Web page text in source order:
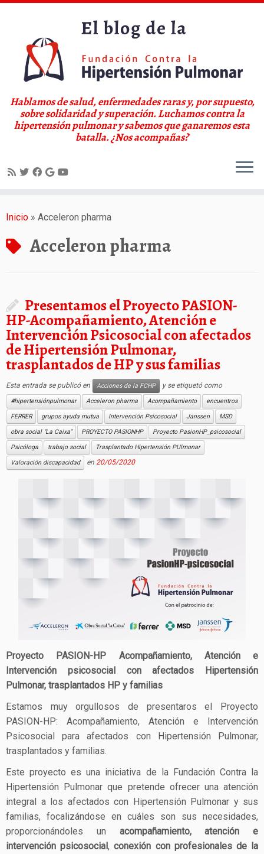
Hablamos de salud, enfermedades raras y, por supuesto,
sobre solidaridad y superación. Luchamos contra la
hipertensión pulmonar y sabemos que ganaremos esta
batalla. ¿Nos acompañas?
Inicio » Acceleron pharma
Acceleron pharma
Presentamos el Proyecto PASION-
HP-Acompañamiento, Atención e
Intervención Psicosocial con afectados
de Hipertensión Pulmonar,
trasplantados de HP y sus familias
Esta entrada se publicó en Acciones de la FCHP y se etiquetó como
#hipertensiónpulmonar Acceleron pharma Acompañamiento
encuentros
FERRER
grupos ayuda mutua Intervención Psicosocial Janssen
MSD
obra social "La Caixa"
PROYECTO PASIONHP
Proyecto PasionHP_psicosocial
Psicóloga
trabajo social
Trasplantado Hipertensión PUlmonar
Valoración discapacidad
en 20/05/2020
Proyecto PASION-HP Acompañamiento, Atención e
Intervención psicosocial con afectados Hipertensión
Pulmonar, trasplantados HP y familias
Estamos muy orgullosos de presentaros el Proyecto
PASION-HP: Acompañamiento, Atención e Intervención
Psicosocial para afectados con Hipertensión Pulmonar,
trasplantados y familias.
Este proyecto es una iniciativa de la Fundación Contra la
Hipertensión Pulmonar que pretende ofrecer una atención
integral a los afectados con Hipertensión Pulmonar y sus
familias, focalizándose en cuáles son sus necesidades,
proporcionándoles un acompañamiento, atención e
intervención psicosocial,conexión con profesionales de la